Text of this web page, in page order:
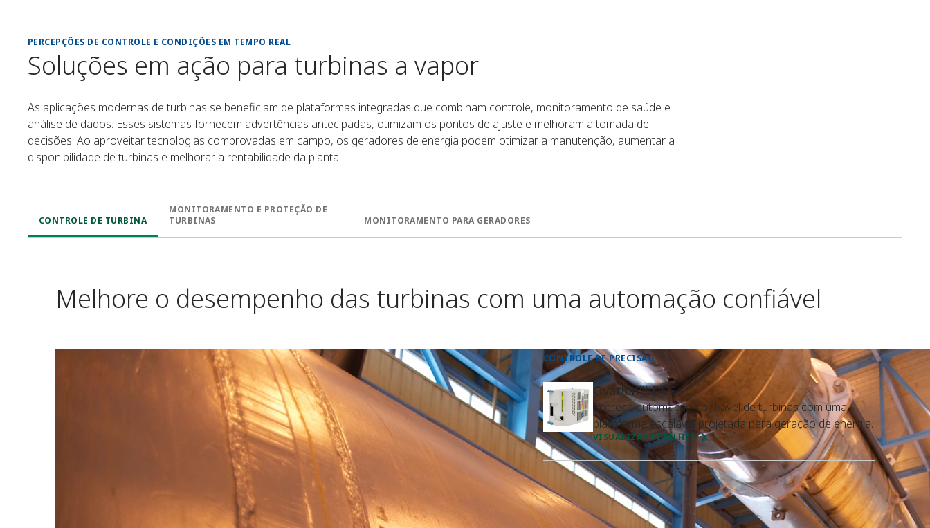
PERCEPÇÕES DE CONTROLE E CONDIÇÕES EM TEMPO REAL
Soluções em ação para turbinas a vapor
As aplicações modernas de turbinas se beneficiam de plataformas integradas que combinam controle, monitoramento de saúde e
análise de dados. Esses sistemas fornecem advertências antecipadas, otimizam os pontos de ajuste e melhoram a tomada de
decisões. Ao aproveitar tecnologias comprovadas em campo, os geradores de energia podem otimizar a manutenção, aumentar a
disponibilidade de turbinas e melhorar a rentabilidade da planta.
CONTROLE DE TURBINA
MONITORAMENTO E PROTEÇÃO DE
TURBINAS
MONITORAMENTO PARA GERADORES
Melhore o desempenho das turbinas com uma automação confiável
CONTROLE DE PRECISÃO
Ovation™ DCS
Oferece automação confiável de turbinas com uma
plataforma escalável projetada para geração de energia.
VISUALIZAR DETALHES